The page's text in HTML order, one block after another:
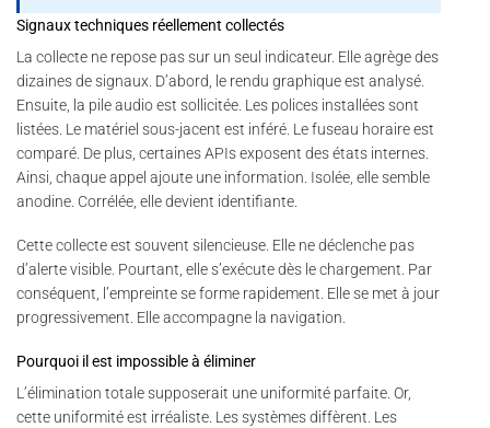
Signaux techniques réellement collectés
La collecte ne repose pas sur un seul indicateur. Elle agrège des
dizaines de signaux. D’abord, le rendu graphique est analysé.
Ensuite, la pile audio est sollicitée. Les polices installées sont
listées. Le matériel sous-jacent est inféré. Le fuseau horaire est
comparé. De plus, certaines APIs exposent des états internes.
Ainsi, chaque appel ajoute une information. Isolée, elle semble
anodine. Corrélée, elle devient identifiante.
Cette collecte est souvent silencieuse. Elle ne déclenche pas
d’alerte visible. Pourtant, elle s’exécute dès le chargement. Par
conséquent, l’empreinte se forme rapidement. Elle se met à jour
progressivement. Elle accompagne la navigation.
Pourquoi il est impossible à éliminer
L’élimination totale supposerait une uniformité parfaite. Or,
cette uniformité est irréaliste. Les systèmes diffèrent. Les